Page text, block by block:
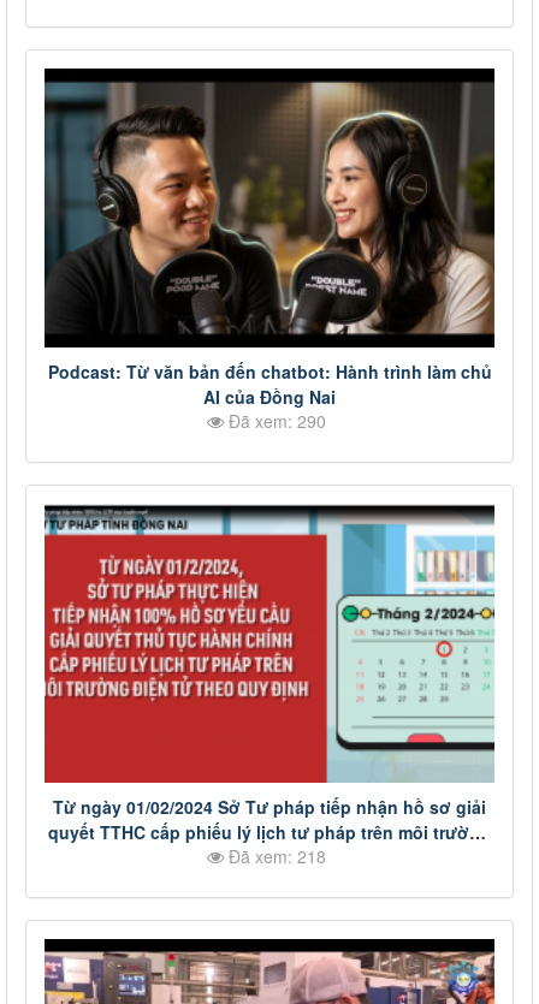
Podcast: Từ văn bản đến chatbot: Hành trình làm chủ
AI của Đồng Nai
Đã xem: 290
Từ ngày 01/02/2024 Sở Tư pháp tiếp nhận hồ sơ giải
quyết TTHC cấp phiếu lý lịch tư pháp trên môi trường
điện tử
Đã xem: 218